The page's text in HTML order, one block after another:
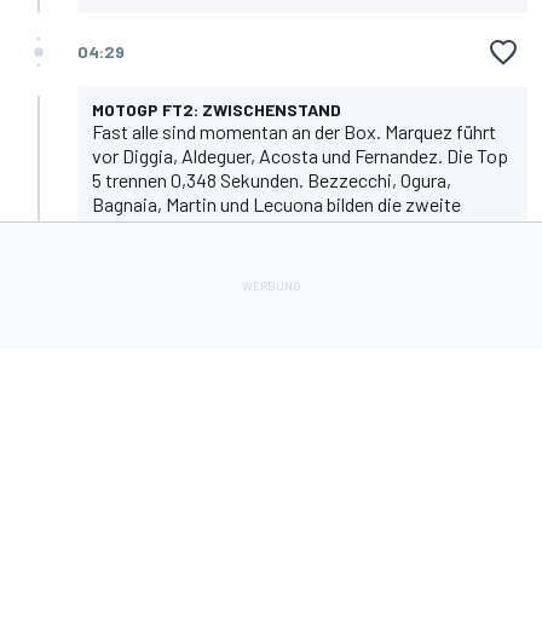
04:29
MOTOGP FT2: ZWISCHENSTAND
Fast alle sind momentan an der Box. Marquez führt
vor Diggia, Aldeguer, Acosta und Fernandez. Die Top
5 trennen 0,348 Sekunden. Bezzecchi, Ogura,
Bagnaia, Martin und Lecuona bilden die zweite
Hälfte der Top 10.